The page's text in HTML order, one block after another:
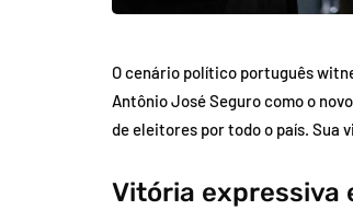
O cenário político português
Antônio José Seguro como o
de eleitores por todo o país. Sua
Vitória expressiva